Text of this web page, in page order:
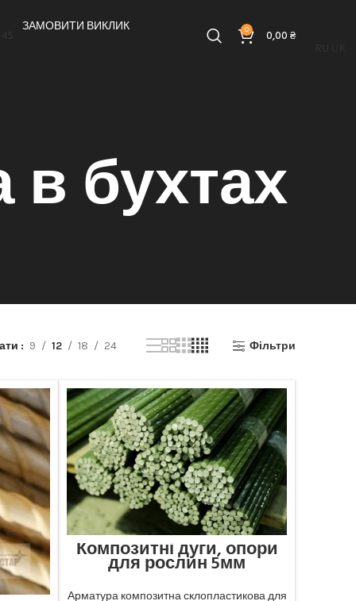
ЗАМОВИТИ ВИКЛИК 0 0,00₴
бухтах
9 12 18 24 Фільтри
Композитні дуги, опори
для рослин 5мм
наша композитна арматура забезпечує
Арматура композитна склопластикова для